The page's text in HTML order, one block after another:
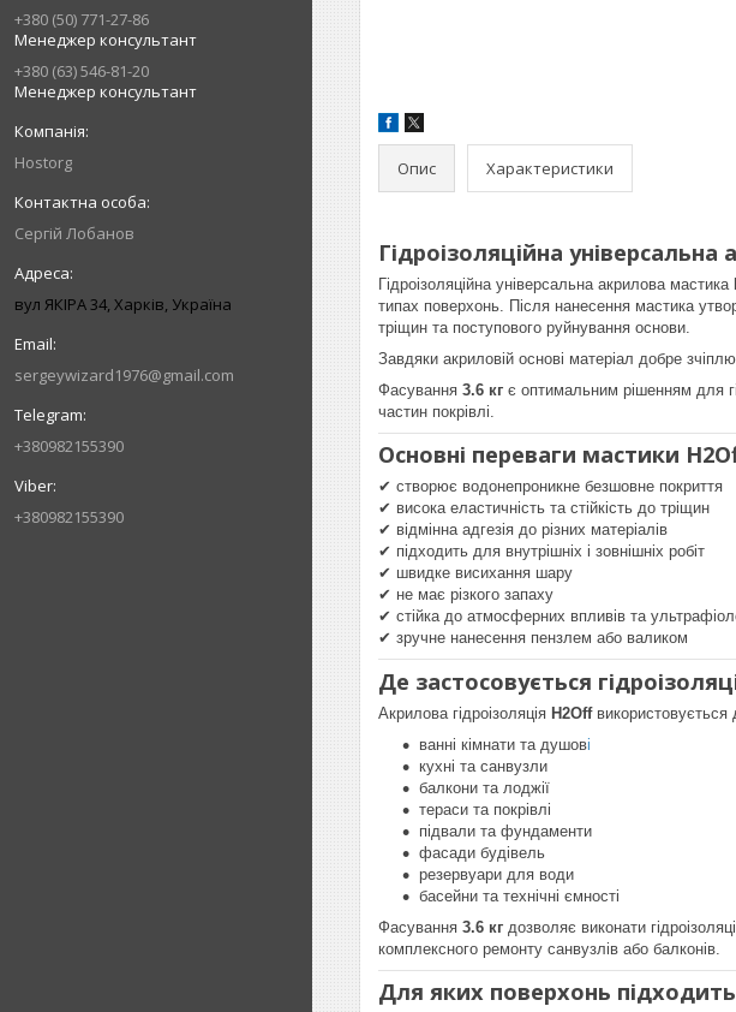
+380 (50) 771-27-86
Менеджер консультант
+380 (63) 546-81-20
Менеджер консультант
Hostorg
Сергій Лобанов
вул ЯКІРА 34, Харків, Україна
sergeywizard1976@gmail.com
+380982155390
+380982155390
Опис Характеристики
Гідроізоляційна
Гідроізоляційна універсальна акрилова мастика
типах поверхонь. Після нанесення мастика
тріщин та поступового руйнування основи.
Завдяки акриловій основі матеріал добре
Фасування 3.6 кг є оптимальним рішенням для
частин покрівлі.
Основні переваги мастики
✔ створює водонепроникне безшовне покриття
✔ висока еластичність та стійкість до тріщин
✔ відмінна адгезія до різних матеріалів
✔ підходить для внутрішніх і зовнішніх робіт
✔ швидке висихання шару
✔ не має різкого запаху
✔ стійка до атмосферних впливів та
✔ зручне нанесення пензлем або валиком
Де застосовується
Акрилова гідроізоляція H2Offвикористовується
ванні кімнати та душові
кухні та санвузли
балкони та лоджії
тераси та покрівлі
підвали та фундаменти
фасади будівель
резервуари для води
басейни та технічні ємності
Фасування 3.6 кг дозволяє виконати
комплексного ремонту санвузлів або балконів.
Для яких поверхонь підходить